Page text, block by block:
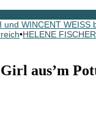
und WINCENT WEISS
•HELENE
aus’m